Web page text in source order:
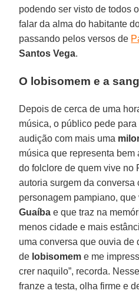
podendo ser visto de todos
falar da alma do habitante
passando pelos versos de
Santos Vega.
O lobisomem e a
Depois de cerca de uma
música, o público pede para
audição com mais uma
música que representa
do folclore de quem vive no
autoria surgem da conversa
personagem pampiano,
Guaíba e que traz na
menos cidade e mais
uma conversa que ouvia de
de lobisomem e me
crer naquilo”, recorda.
franze a testa, olha firme e